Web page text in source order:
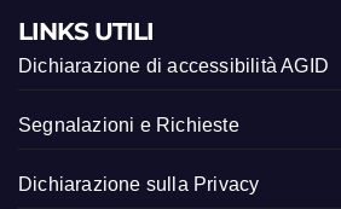
LINKS UTILI
Dichiarazione di accessibilità AGID
Segnalazioni e Richieste
Dichiarazione sulla Privacy